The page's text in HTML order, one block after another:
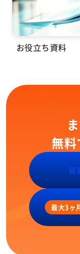
お役立ち資料
無
資
最大3ヶ